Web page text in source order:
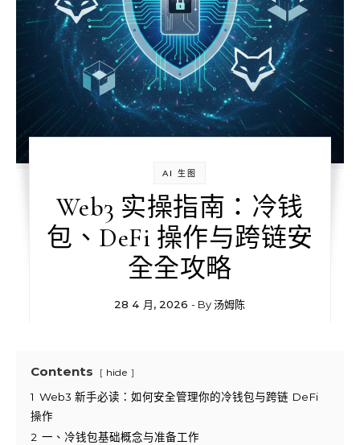
AI 生图
Web3 实操指南：冷钱
包、DeFi 操作与跨链安
全全攻略
28 4 月, 2026 - By汤姆陈
Contents hide
1 Web3 新手必读：如何安全管理你的冷钱包与跨链 DeFi
操作
2 一、冷钱包基础概念与准备工作